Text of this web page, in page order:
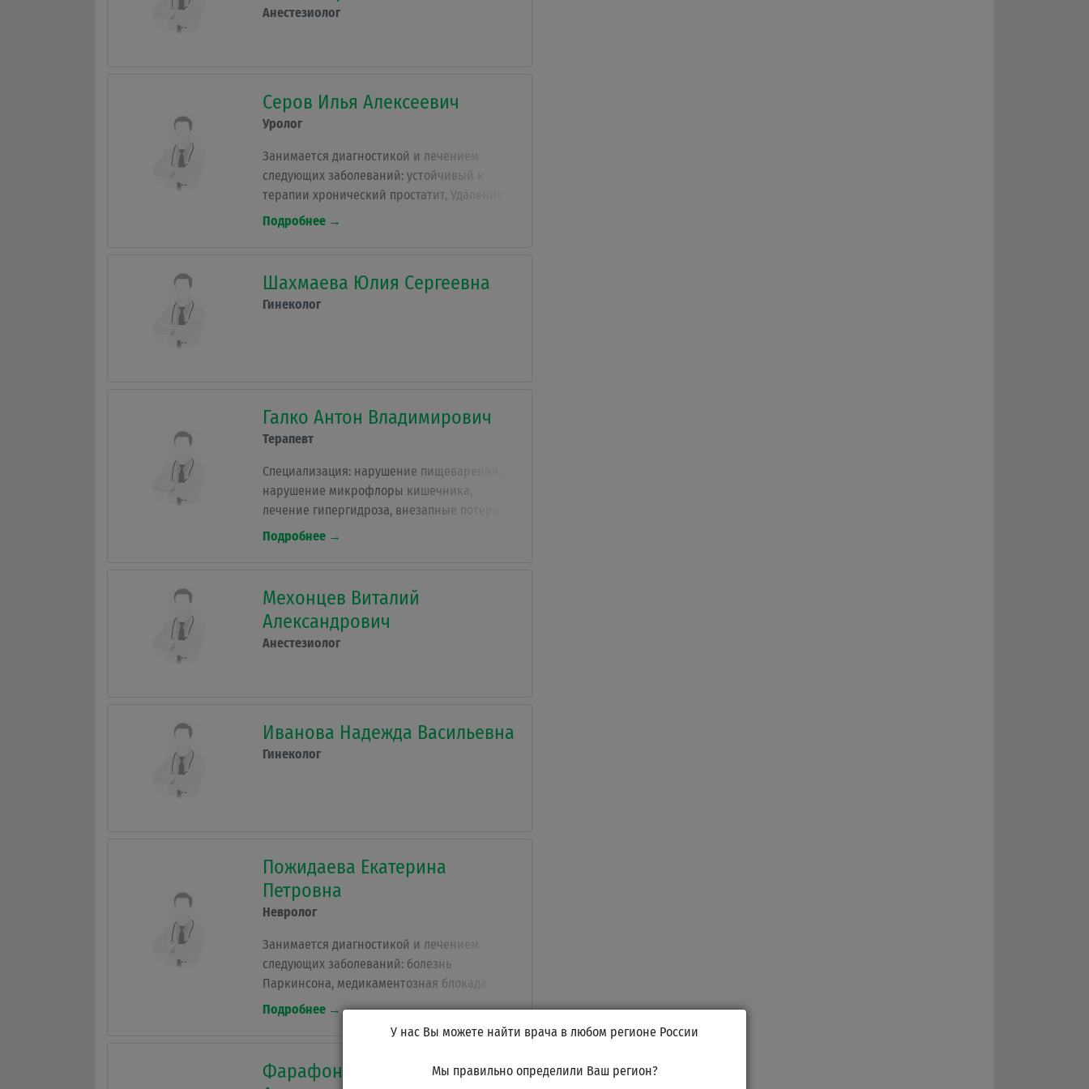
Анестезиолог
Серов Илья Алексеевич
Уролог
Занимается диагностикой и лечением
следующих заболеваний: устойчивый к
терапии хронический простатит, Удаление
парауретральной кисты, рак простаты,
аденома простаты, перекручивание яичка,
аденомэктомия, операция при гидроцеле,
удаление кондилом методом радиоволновой
хирургии.
Подробнее →
Шахмаева Юлия Сергеевна
Гинеколог
Галко Антон Владимирович
Терапевт
Специализация: нарушение пищеварения,
нарушение микрофлоры кишечника,
лечение гипергидроза, внезапные потери
сознания, состояние после трансплантации
почек, корь , гипертония, различные ушибы
Подробнее →
Мехонцев Виталий
Александрович
Анестезиолог
Иванова Надежда Васильевна
Гинеколог
Пожидаева Екатерина
Петровна
Невролог
Занимается диагностикой и лечением
следующих заболеваний: болезнь
Паркинсона, медикаментозная блокада
сосцевидного отростка, генетические
заболевания нервной системы и др,
невралгии, невриты, полинейропатии
различного генеза, радикулиты различного
генеза, вертеброневрология, лечение
Подробнее →
Фарафонова Лена
У нас Вы можете найти врача в любом регионе России
Мы правильно определили Ваш регион?